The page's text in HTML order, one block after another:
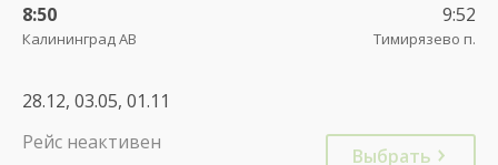
8:50
Калининград АВ
9:52
Тимирязево п.
28.12, 03.05, 01.11
Рейс неактивен
Выбрать